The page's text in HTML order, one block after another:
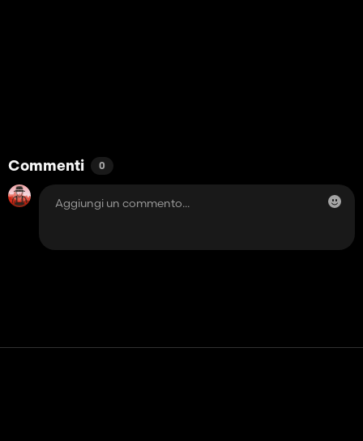
Commenti 0